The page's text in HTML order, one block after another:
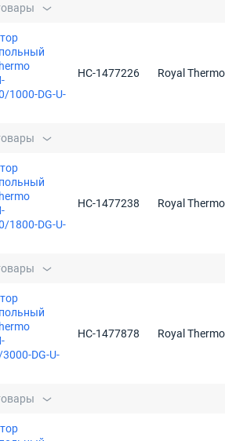
1000-DG-U-
НС-1477226 Royal Thermo
1800-DG-U-
НС-1477238 Royal Thermo
DG-U-
НС-1477878 Royal Thermo